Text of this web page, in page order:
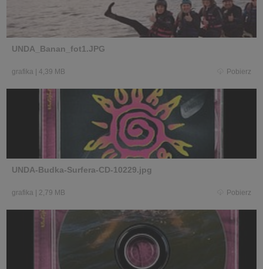
UNDA_Banan_fot1.JPG
grafika 4,39 MB Pobierz
UNDA-Budka-Surfera-CD-10229.jpg
grafika 2,79 MB Pobierz